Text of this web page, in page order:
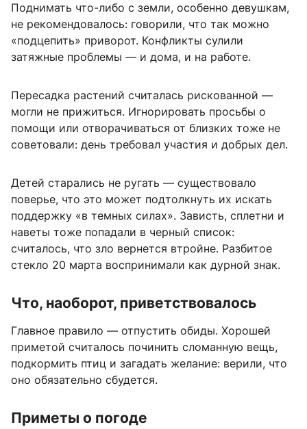
Поднимать что-либо с земли, особенно девушкам,
не рекомендовалось: говорили, что так можно
«подцепить» приворот. Конфликты сулили
затяжные проблемы — и дома, и на работе.
Пересадка растений считалась рискованной —
могли не прижиться. Игнорировать просьбы о
помощи или отворачиваться от близких тоже не
советовали: день требовал участия и добрых дел.
Детей старались не ругать — существовало
поверье, что это может подтолкнуть их искать
поддержку «в темных силах». Зависть, сплетни и
наветы тоже попадали в черный список:
считалось, что зло вернется втройне. Разбитое
стекло 20 марта воспринимали как дурной знак.
Что, наоборот, приветствовалось
Главное правило — отпустить обиды. Хорошей
приметой считалось починить сломанную вещь,
подкормить птиц и загадать желание: верили, что
оно обязательно сбудется.
Приметы о погоде